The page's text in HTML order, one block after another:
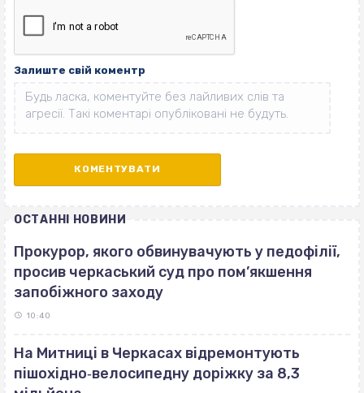
Залиште свій коментр
ОСТАННІ НОВИНИ
Прокурор, якого обвинувачують у педофілії,
просив черкаський суд про пом’якшення
запобіжного заходу
10:40
На Митниці в Черкасах відремонтують
пішохідно‐велосипедну доріжку за 8,3